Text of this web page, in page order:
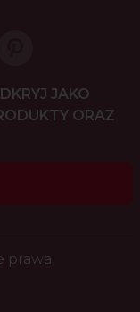
JAKO
ORAZ
prawa